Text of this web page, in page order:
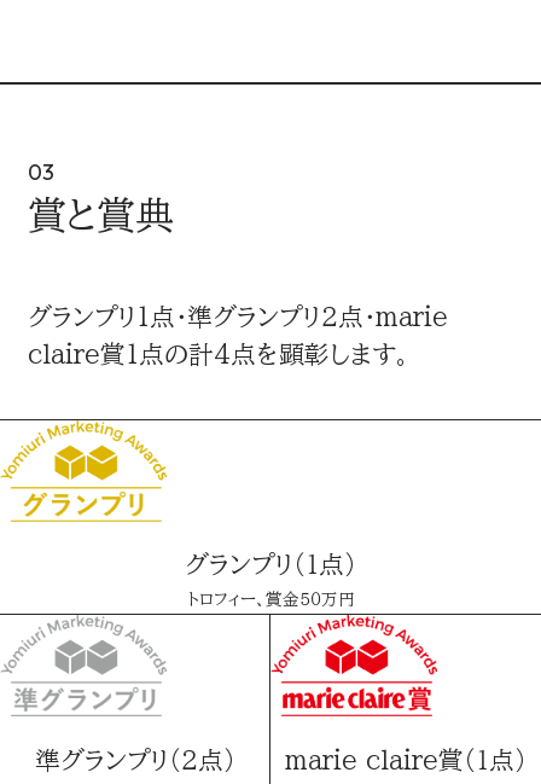
03
賞と賞典
グランプリ1点・準グランプリ2点・marie
claire賞1点の計4点を顕彰します。
グランプリ（１点）
トロフィー、賞金５０万円
準グランプリ（2点） marie claire賞（１点）